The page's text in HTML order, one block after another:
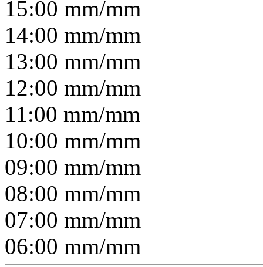
15:00 mm/mm
14:00 mm/mm
13:00 mm/mm
12:00 mm/mm
11:00 mm/mm
10:00 mm/mm
09:00 mm/mm
08:00 mm/mm
07:00 mm/mm
06:00 mm/mm